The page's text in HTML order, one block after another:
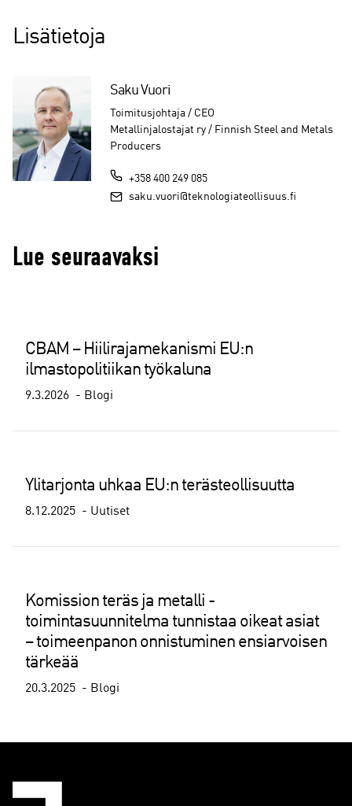
Lisätietoja
Saku Vuori
Toimitusjohtaja / CEO
Metallinjalostajat ry / Finnish Steel and Metals
Producers
+358 400 249 085
saku.vuori@teknologiateollisuus.fi
Lue seuraavaksi
CBAM – Hiilirajamekanismi EU:n
ilmastopolitiikan työkaluna
9.3.2026 Blogi
Ylitarjonta uhkaa EU:n terästeollisuutta
8.12.2025 Uutiset
Komission teräs ja metalli -
toimintasuunnitelma tunnistaa oikeat asiat
– toimeenpanon onnistuminen ensiarvoisen
tärkeää
20.3.2025 Blogi